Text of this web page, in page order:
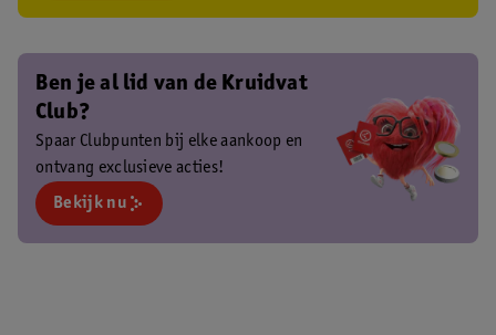
Ben je al lid van de Kruidvat
Club?
Spaar Clubpunten bij elke aankoop en
ontvang exclusieve acties!
Bekijk nu